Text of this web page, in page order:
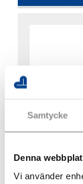
Samtycke
Denna
Vi använder